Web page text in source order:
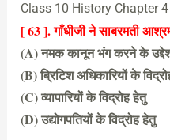
Class 10 History Chapter
[ 63 ]. गाँधीजी ने साबरमती
(A) नमक कानून भंग करने के
(B) ब्रिटिश अधिकारियों के
(C) व्यापारियों के विद्रोह हेतु
(D) उद्योगपतियों के विद्रोह हेतु